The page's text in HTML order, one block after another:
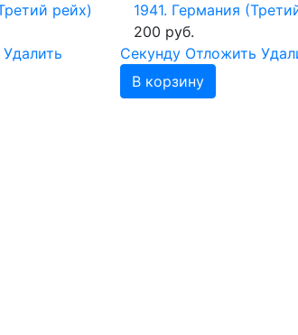
рейх)
Удалить
1941. Германия
200 руб.
Cекунду Отложить
В корзину